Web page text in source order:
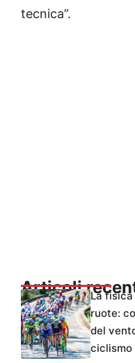
tecnica”.
Articoli
La
ruote:
del
ciclismo